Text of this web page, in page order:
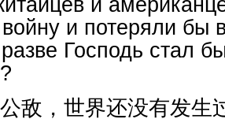
и потеряли бы
Господь стал
敌，世界还没有发生